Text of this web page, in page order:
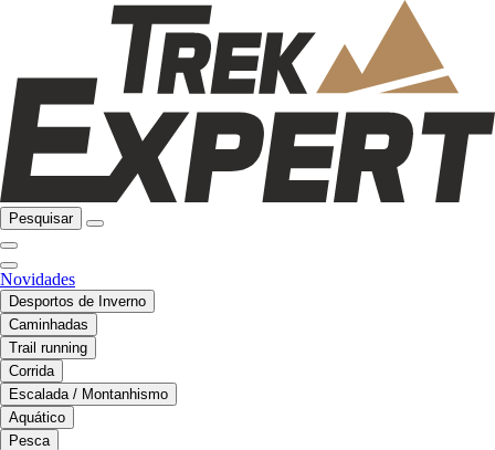
Pesquisar
Novidades
Desportos de Inverno
Caminhadas
Trail running
Corrida
Escalada / Montanhismo
Aquático
Pesca